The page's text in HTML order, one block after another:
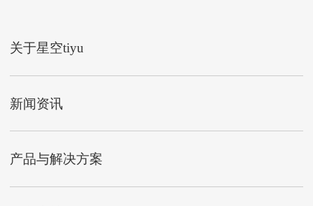
关于星空tiyu
新闻资讯
产品与解决方案